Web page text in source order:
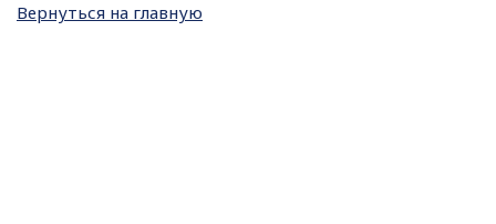
Вернуться на главную